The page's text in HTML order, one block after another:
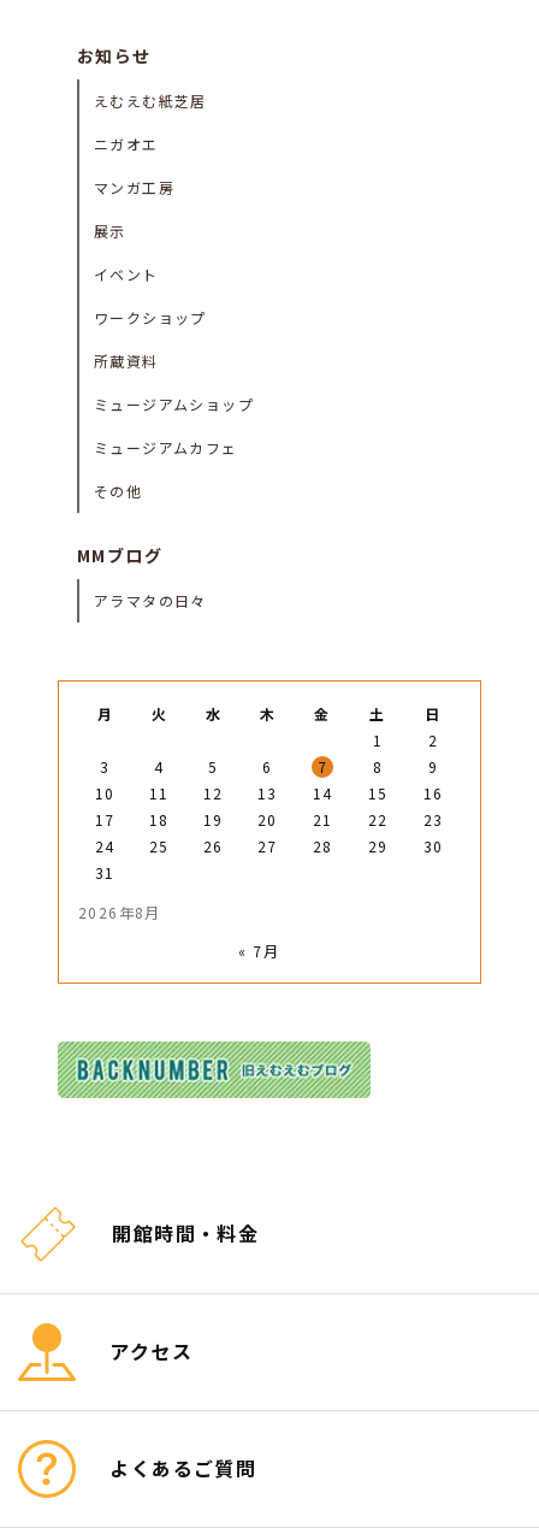
お知らせ
えむえむ紙芝居
ニガオエ
マンガ工房
展示
イベント
ワークショップ
所蔵資料
ミュージアムショップ
ミュージアムカフェ
その他
MMブログ
アラマタの日々
2026年8月
月 火 水 木 金 土
日
1
2
3
4 5 6 7 8
9
10
11 12 13 14 15
16
17
18 19 20 21 22
23
24
25 26 27 28 29
30
31
« 7月
開館時間・料金
アクセス
よくあるご質問